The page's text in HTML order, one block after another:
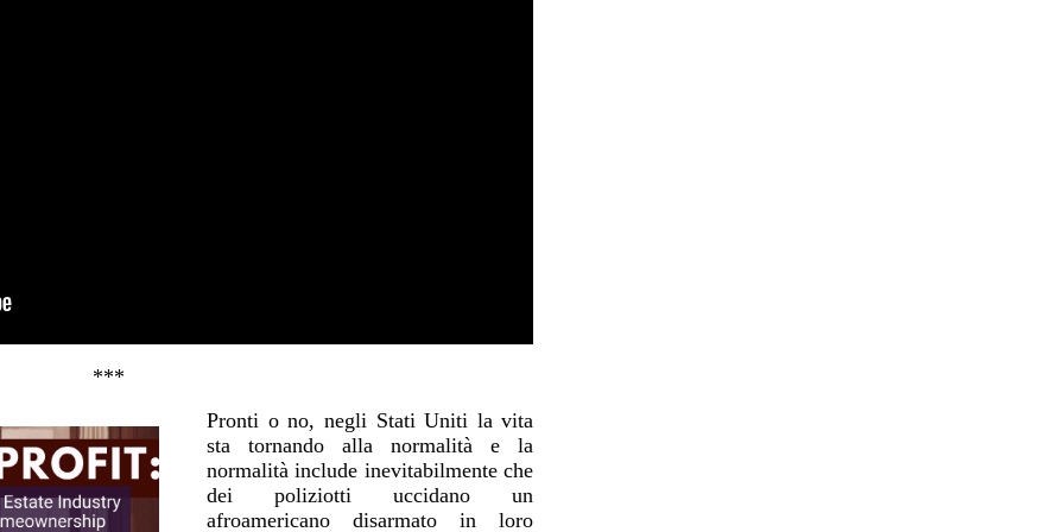
***
Pronti o no, negli Stati Uniti la vita
sta tornando alla normalità e la
normalità include inevitabilmente che
dei poliziotti uccidano un
afroamericano disarmato in loro